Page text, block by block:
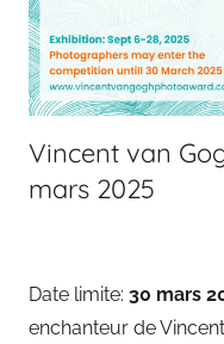
Vincent van
mars 2025
Date limite: 30 mars
enchanteur de